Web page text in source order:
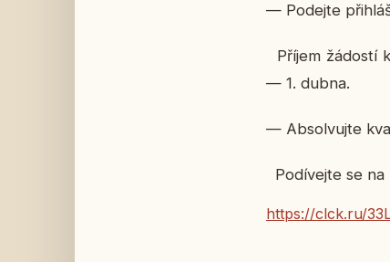
— Podejte
Příjem žádostí
— 1. dubna.
— Absolvujte
Podívejte se na
https://clck.ru/